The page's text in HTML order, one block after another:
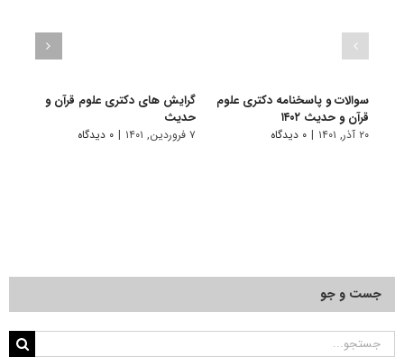
سوالات و پاسخنامه دکتری علوم
قرآن و حدیث ۱۴۰۲
۲۰ آذر, ۱۴۰۱ | ۰ دیدگاه
گرایش های دکتری ﻋﻠﻮم ﻗﺮآن و
ﺣﺪﻳﺚ
۷ فروردین, ۱۴۰۱ | ۰ دیدگاه
جست و جو
جستجو